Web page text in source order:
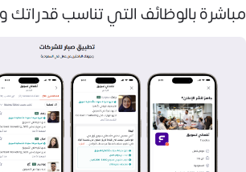
مباشرة بالوظائف التي تناسب